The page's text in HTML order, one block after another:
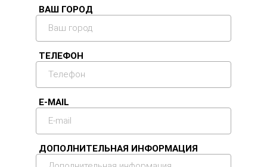
ВАШ ГОРОД
ТЕЛЕФОН
E-MAIL
ДОПОЛНИТЕЛЬНАЯ ИНФОРМАЦИЯ